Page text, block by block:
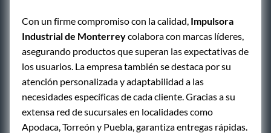
Con un firme compromiso con la calidad, Impulsora
Industrial de Monterreycolabora con marcas líderes,
asegurando productos que superan las expectativas de
los usuarios. La empresa también se destaca por su
atención personalizada y adaptabilidad a las
necesidades específicas de cada cliente. Gracias a su
extensa red de sucursales en localidades como
Apodaca, Torreón y Puebla, garantiza entregas rápidas.